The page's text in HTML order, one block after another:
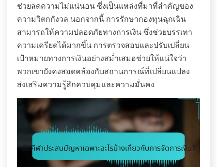
ช่วยลดความไม่แน่นอน ซึ่งเป็นแหล่งที่มาที่สำคัญของ
ความวิตกกังวล นอกจากนี้ การรักษากองทุนฉุกเฉิน
สามารถให้ความปลอดภัยทางการเงิน ซึ่งช่วยบรรเทา
ความเครียดได้มากขึ้น การตรวจสอบและปรับเปลี่ยน
เป้าหมายทางการเงินอย่างสม่ำเสมอช่วยให้แน่ใจว่า
พวกเขายังคงสอดคล้องกับสถานการณ์ที่เปลี่ยนแปลง
ส่งเสริมความรู้สึกควบคุมและความมั่นคง